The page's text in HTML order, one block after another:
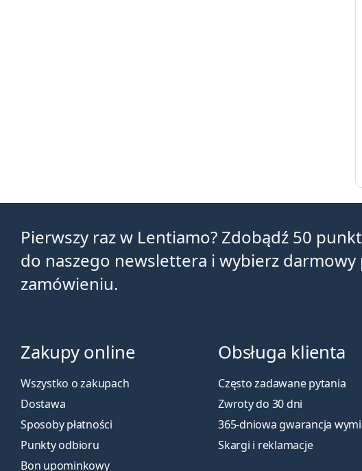
Pierwszy raz w Lentiamo? Zdobądź 50
do naszego newslettera i wybierz
zamówieniu.
Zakupy online
Wszystko o zakupach
Dostawa
Sposoby płatności
Punkty odbioru
Bon upominkowy
Obsługa klienta
Często zadawane pytania
Zwroty do 30 dni
365-dniowa gwarancja
Skargi i reklamacje